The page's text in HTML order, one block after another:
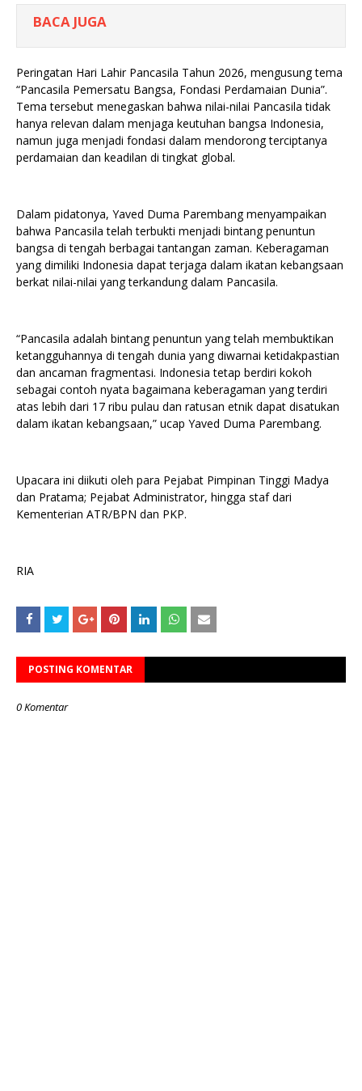
BACA JUGA
Peringatan Hari Lahir Pancasila Tahun 2026, mengusung tema
“Pancasila Pemersatu Bangsa, Fondasi Perdamaian Dunia”.
Tema tersebut menegaskan bahwa nilai-nilai Pancasila tidak
hanya relevan dalam menjaga keutuhan bangsa Indonesia,
namun juga menjadi fondasi dalam mendorong terciptanya
perdamaian dan keadilan di tingkat global.
Dalam pidatonya, Yaved Duma Parembang menyampaikan
bahwa Pancasila telah terbukti menjadi bintang penuntun
bangsa di tengah berbagai tantangan zaman. Keberagaman
yang dimiliki Indonesia dapat terjaga dalam ikatan kebangsaan
berkat nilai-nilai yang terkandung dalam Pancasila.
“Pancasila adalah bintang penuntun yang telah membuktikan
ketangguhannya di tengah dunia yang diwarnai ketidakpastian
dan ancaman fragmentasi. Indonesia tetap berdiri kokoh
sebagai contoh nyata bagaimana keberagaman yang terdiri
atas lebih dari 17 ribu pulau dan ratusan etnik dapat disatukan
dalam ikatan kebangsaan,” ucap Yaved Duma Parembang.
Upacara ini diikuti oleh para Pejabat Pimpinan Tinggi Madya
dan Pratama; Pejabat Administrator, hingga staf dari
Kementerian ATR/BPN dan PKP.
RIA
POSTING KOMENTAR
0 Komentar